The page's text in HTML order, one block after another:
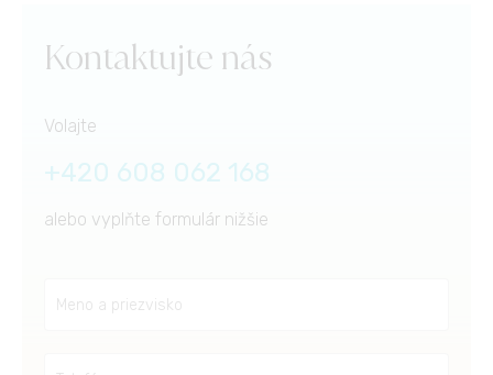
Kontaktujte nás
Volajte
+420 608 062 168
alebo vyplňte formulár nižšie